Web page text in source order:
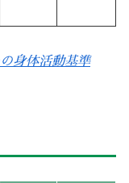
身体活動基準